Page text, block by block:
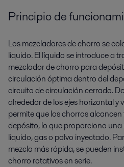
Principio de
Los mezcladores de chorro se
líquido. El líquido se introduce a
mezclador de chorro para
circulación óptima dentro del
circuito de circulación cerrado.
alrededor de los ejes horizontal y
permite que los chorros
depósito, lo que proporciona
líquido, gas o polvo inyectado.
mezcla más rápida, se pueden
chorro rotativos en serie.